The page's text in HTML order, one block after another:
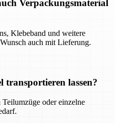
Verpackungsmaterial
Klebeband und weitere
auch mit Lieferung.
lassen?
oder einzelne